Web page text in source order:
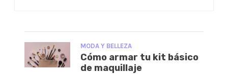
MODA Y BELLEZA
Cómo armar tu kit básico
de maquillaje